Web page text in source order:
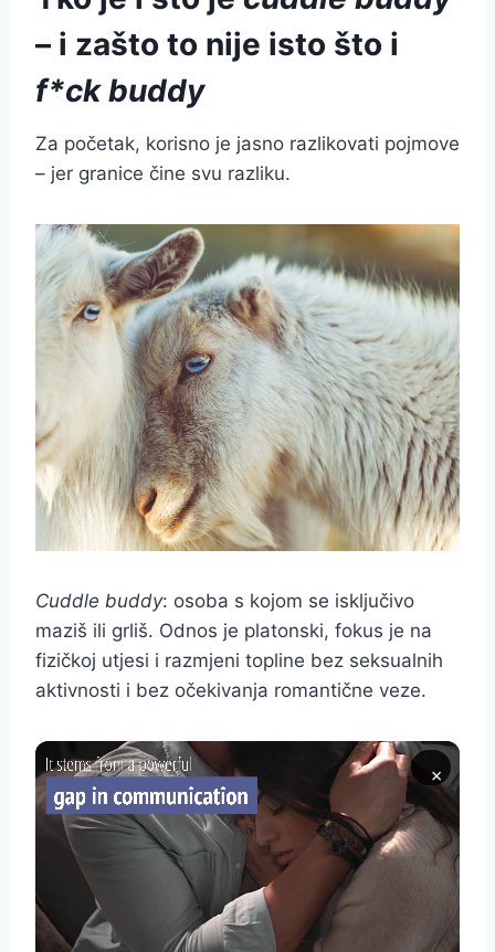
– i zašto to nije isto što i
f*ck buddy
Za početak, korisno je jasno razlikovati pojmove
– jer granice čine svu razliku.
Cuddle buddy: osoba s kojom se isključivo
maziš ili grliš. Odnos je platonski, fokus je na
fizičkoj utjesi i razmjeni topline bez seksualnih
aktivnosti i bez očekivanja romantične veze.
×